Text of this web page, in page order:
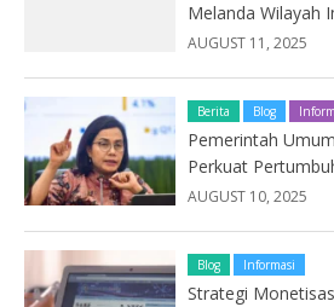
Melanda Wilayah
AUGUST 11, 2025
Berita Blog
Pemerintah
Perkuat
AUGUST 10, 2025
Blog Informasi
Strategi